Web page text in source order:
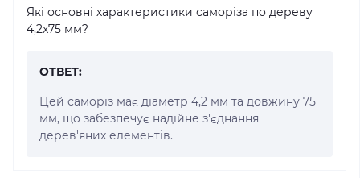
Які основні характеристики саморіза по дереву
4,2x75 мм?
ОТВЕТ:
Цей саморіз має діаметр 4,2 мм та довжину 75
мм, що забезпечує надійне з'єднання
дерев'яних елементів.